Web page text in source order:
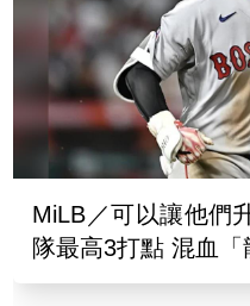
MiLB／可以讓他們
隊最高3打